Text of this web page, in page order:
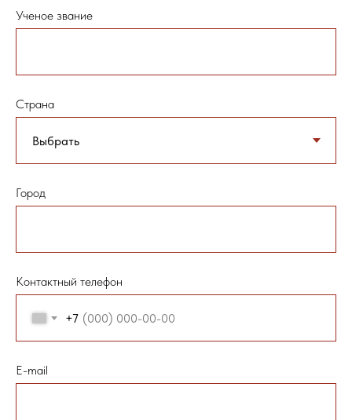
Ученое звание
Страна
Город
Контактный телефон
+7
E-mail